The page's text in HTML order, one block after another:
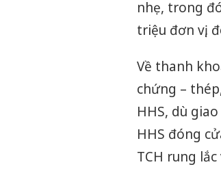
nhẹ, trong
triệu đơn vị,
Về thanh
chứng –
HHS, dù
HHS đóng
TCH rung